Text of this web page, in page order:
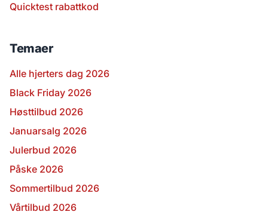
Quicktest rabattkod
Temaer
Alle hjerters dag 2026
Black Friday 2026
Høsttilbud 2026
Januarsalg 2026
Julerbud 2026
Påske 2026
Sommertilbud 2026
Vårtilbud 2026